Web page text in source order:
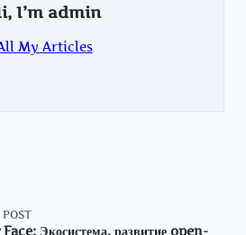
I’m admin
My Articles
Экосистема, развитие open-